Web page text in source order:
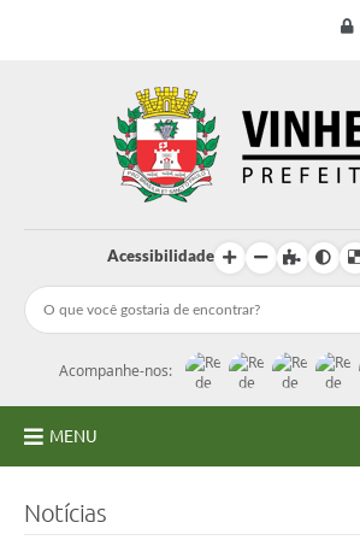
Acessibilidade
Acompanhe-nos:
MENU
Notícias